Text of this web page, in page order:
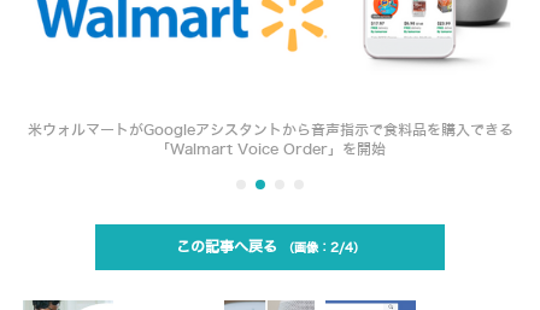
米ウォルマートがGoogleアシスタントから音声指示で食料品を購入できる
「Walmart Voice Order」を開始
この記事へ戻る 2/4